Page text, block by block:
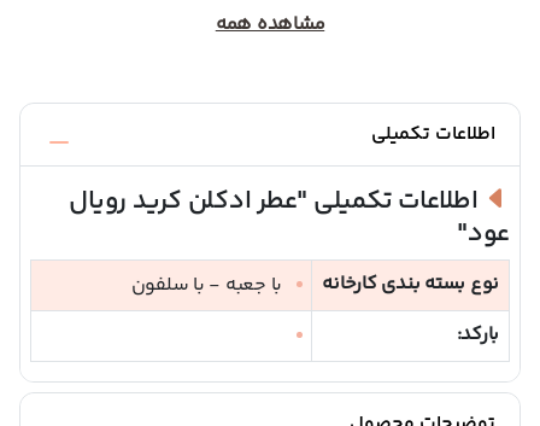
مشاهده همه
اطلاعات تکمیلی
اطلاعات تکمیلی "عطر ادکلن کرید رویال
عود"
نوع بسته بندی کارخانه
با جعبه - با سلفون
بارکد: